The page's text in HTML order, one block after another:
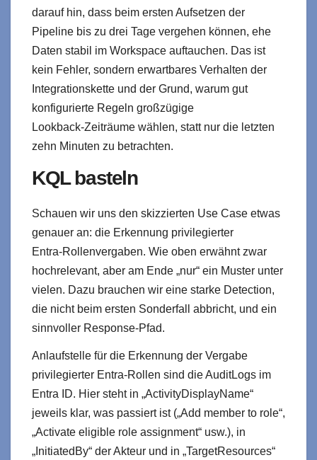
darauf hin, dass beim ersten Aufsetzen der
Pipeline bis zu drei Tage vergehen können, ehe
Daten stabil im Workspace auftauchen. Das ist
kein Fehler, sondern erwartbares Verhalten der
Integrationskette und der Grund, warum gut
konfigurierte Regeln großzügige
Lookback‑Zeiträume wählen, statt nur die letzten
zehn Minuten zu betrachten.
KQL basteln
Schauen wir uns den skizzierten Use Case etwas
genauer an: die Erkennung privilegierter
Entra‑Rollenvergaben. Wie oben erwähnt zwar
hochrelevant, aber am Ende „nur“ ein Muster unter
vielen. Dazu brauchen wir eine starke Detection,
die nicht beim ersten Sonderfall abbricht, und ein
sinnvoller Response‑Pfad.
Anlaufstelle für die Erkennung der Vergabe
privilegierter Entra‑Rollen sind die AuditLogs im
Entra ID. Hier steht in „ActivityDisplayName“
jeweils klar, was passiert ist („Add member to role“,
„Activate eligible role assignment“ usw.), in
„InitiatedBy“ der Akteur und in „TargetResources“